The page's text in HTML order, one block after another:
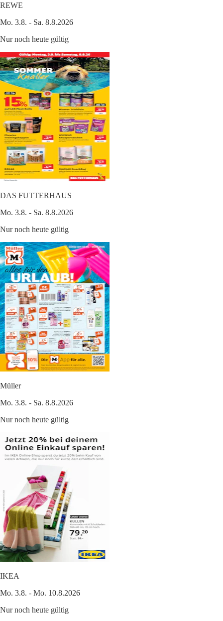
REWE
Mo. 3.8. - Sa. 8.8.2026
Nur noch heute gültig
DAS FUTTERHAUS
Mo. 3.8. - Sa. 8.8.2026
Nur noch heute gültig
Müller
Mo. 3.8. - Sa. 8.8.2026
Nur noch heute gültig
IKEA
Mo. 3.8. - Mo. 10.8.2026
Nur noch heute gültig